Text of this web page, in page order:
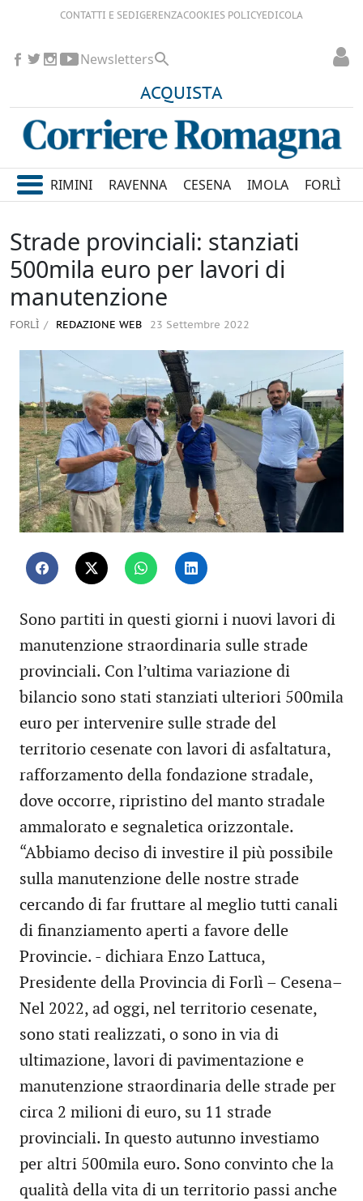
CONTATTI E SEDIGERENZACOOKIES POLICYEDICOLA
ACQUISTA
Newsletters
RIMINI RAVENNA CESENA IMOLA FORLÌ
Strade provinciali: stanziati
500mila euro per lavori di
manutenzione
FORLÌ REDAZIONE WEB 23 Settembre 2022
Sono partiti in questi giorni i nuovi lavori di
manutenzione straordinaria sulle strade
provinciali. Con l’ultima variazione di
bilancio sono stati stanziati ulteriori 500mila
euro per intervenire sulle strade del
territorio cesenate con lavori di asfaltatura,
rafforzamento della fondazione stradale,
dove occorre, ripristino del manto stradale
ammalorato e segnaletica orizzontale.
“Abbiamo deciso di investire il più possibile
sulla manutenzione delle nostre strade
cercando di far fruttare al meglio tutti canali
di finanziamento aperti a favore delle
Provincie. - dichiara Enzo Lattuca,
Presidente della Provincia di Forlì – Cesena–
Nel 2022, ad oggi, nel territorio cesenate,
sono stati realizzati, o sono in via di
ultimazione, lavori di pavimentazione e
manutenzione straordinaria delle strade per
circa 2 milioni di euro, su 11 strade
provinciali. In questo autunno investiamo
per altri 500mila euro. Sono convinto che la
qualità della vita di un territorio passi anche